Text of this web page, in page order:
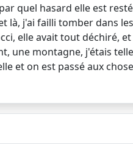
quel hasard elle est
là, j'ai failli tomber dans
elle avait tout déchiré,
une montagne, j'étais
et on est passé aux